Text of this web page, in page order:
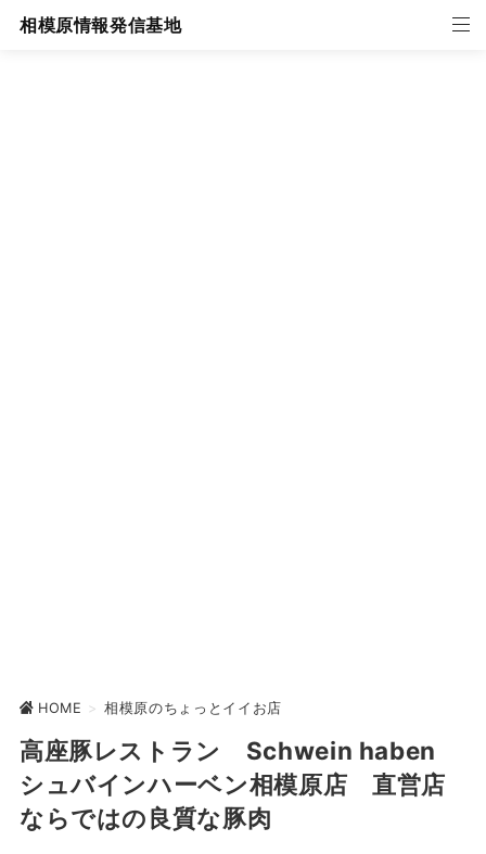
相模原情報発信基地
HOME > 相模原のちょっとイイお店
高座豚レストラン Schwein haben
シュバインハーベン相模原店 直営店
ならではの良質な豚肉